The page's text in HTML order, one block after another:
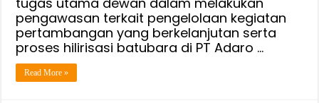
pengawasan terkait pengelolaan kegiatan
pertambangan yang berkelanjutan serta
proses hilirisasi batubara di PT Adaro …
Read More »